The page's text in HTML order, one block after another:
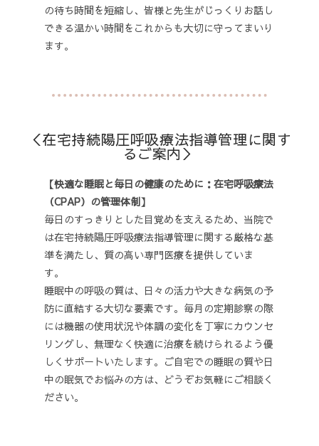
の待ち時間を短縮し、皆様と先生がじっくりお話し
できる温かい時間をこれからも大切に守ってまいり
ます。
＜在宅持続陽圧呼吸療法指導管理に関す
るご案内＞
【快適な睡眠と毎日の健康のために：在宅呼吸療法
（CPAP）の管理体制】
毎日のすっきりとした目覚めを支えるため、当院で
は在宅持続陽圧呼吸療法指導管理に関する厳格な基
準を満たし、質の高い専門医療を提供していま
す。
睡眠中の呼吸の質は、日々の活力や大きな病気の予
防に直結する大切な要素です。毎月の定期診察の際
には機器の使用状況や体調の変化を丁寧にカウンセ
リングし、無理なく快適に治療を続けられるよう優
しくサポートいたします。ご自宅での睡眠の質や日
中の眠気でお悩みの方は、どうぞお気軽にご相談く
ださい。